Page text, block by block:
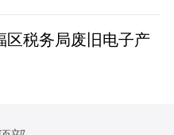
区税务局废旧电子产